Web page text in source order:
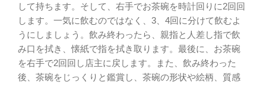
して持ちます。そして、右手でお茶碗を時計回りに2回回
します。一気に飲むのではなく、3、4回に分けて飲むよ
うにしましょう。飲み終わったら、親指と人差し指で飲
み口を拭き、懐紙で指を拭き取ります。最後に、お茶碗
を右手で2回回し店主に戻します。また、飲み終わった
後、茶碗をじっくりと鑑賞し、茶碗の形状や絵柄、質感